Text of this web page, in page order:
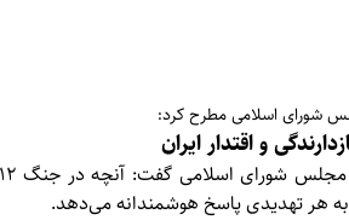
شورای اسلامی مطرح کرد:
هر تهدیدی پاسخ هوشمندانه می‌دهد.